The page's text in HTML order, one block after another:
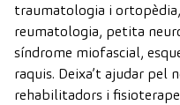
traumatologia i
reumatologia, petita
síndrome miofascial,
raquis. Deixa’t ajudar pel
rehabilitadors i